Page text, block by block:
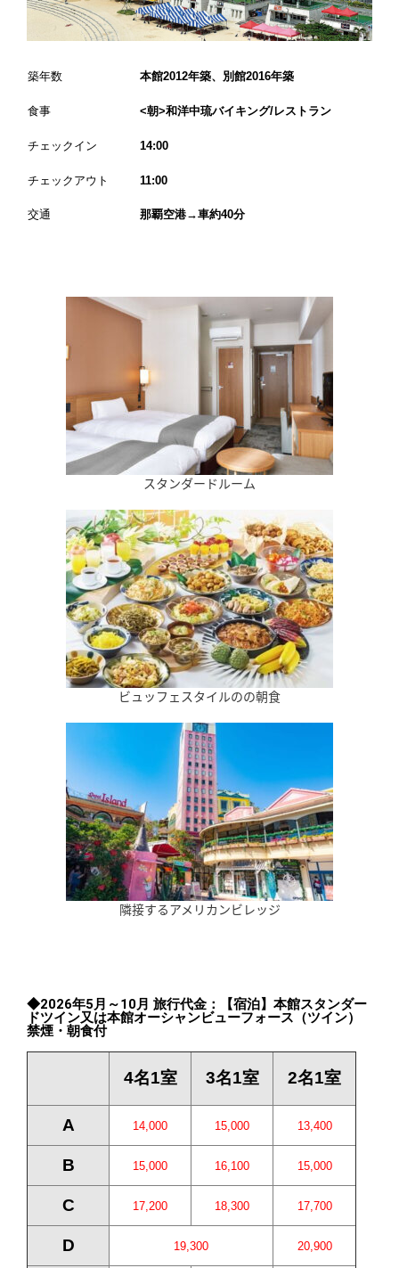
築年数 本館2012年築、別館2016年築
食事 <朝>和洋中琉バイキング/レストラン
チェックイン 14:00
チェックアウト 11:00
交通 那覇空港→車約40分
スタンダードルーム
ビュッフェスタイルのの朝食
隣接するアメリカンビレッジ
◆2026年5月～10月 旅行代金：【宿泊】本館スタンダー
ドツイン又は本館オーシャンビューフォース（ツイン）
禁煙・朝食付
4名1室 3名1室 2名1室
A 14,000 15,000 13,400
B 15,000 16,100 15,000
C 17,200 18,300 17,700
D 19,300 20,900